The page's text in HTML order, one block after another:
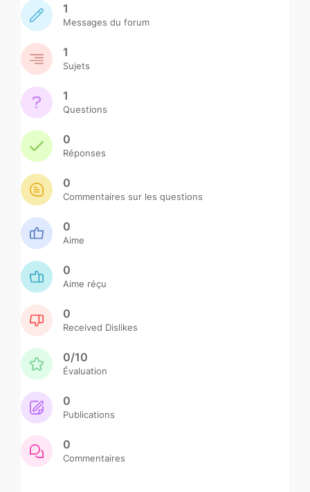
1
Messages du forum
1
Sujets
1
Questions
0
Réponses
0
Commentaires sur les questions
0
Aime
0
Aime réçu
0
Received Dislikes
0/10
Évaluation
0
Publications
0
Commentaires